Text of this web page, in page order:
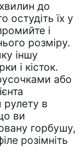
до
остудіть їх у
і
розміру.
іншу
і кісток.
або
рулету в
ви
горбушу,
розімніть